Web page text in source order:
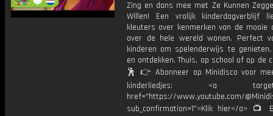
Zing en dans mee met Ze Kunnen
Willen! Een vrolijk kinderdagverblijf
kleuters over kenmerken van de mooie
over de hele wereld wonen. Perfect
kinderen om spelenderwijs te
en ontdekken. Thuis, op school of op de
🕺 👉 Abonneer op Minidisco voor
kinderliedjes: <a
href="https://www.youtube.com/
sub_confirmation=1">Klik hier</a> 📺